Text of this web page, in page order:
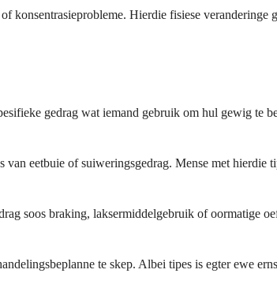
konsentrasieprobleme. Hierdie fisiese
gedrag wat iemand gebruik om hul gewig te
eetbuie of suiweringsgedrag. Mense met
soos braking, laksermiddelgebruik of oormatige
te skep. Albei tipes is egter ewe